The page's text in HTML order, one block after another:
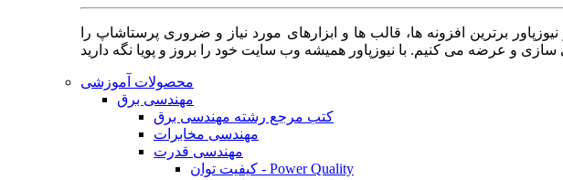
برترین افزونه ها، قالب ها و ابزارهای مورد نیاز و ضروری پرستاشاپ را
محصولات آموزشی
مهندسی برق
کتب مرجع رشته مهندسی برق
مهندسی مخابرات
مهندسی قدرت
کیفیت توان - Power Quality